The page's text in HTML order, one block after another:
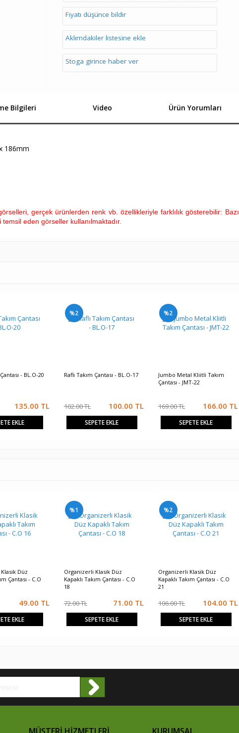
Fiyatı düşünce bildir
Aklımdakiler listesine ekle
Stoga girince haber ver
Bilgileri Video Ürün Yorumları
186mm
gerçek ürünlerden renk vb. özellikleriyle farklılık gösterebilir: Bazı
eden görseller kullanılmaktadır.
- BL.O-20
135.00 TL
EKLE
%2
Raflı Takım Çantası - BL.O-17
102.00 TL 100.00 TL
SEPETE EKLE
%2
Jumbo Metal Kliitli Takım
Çantası - JMT-22
169.00 TL 166.00 TL
SEPETE EKLE
Düz
Çantası - C.O
49.00 TL
EKLE
%1
Organizerli Klasik Düz
Kapaklı Takım Çantası - C.O
18
72.00 TL 71.00 TL
SEPETE EKLE
%2
Organizerli Klasik Düz
Kapaklı Takım Çantası - C.O
21
106.00 TL 104.00 TL
SEPETE EKLE